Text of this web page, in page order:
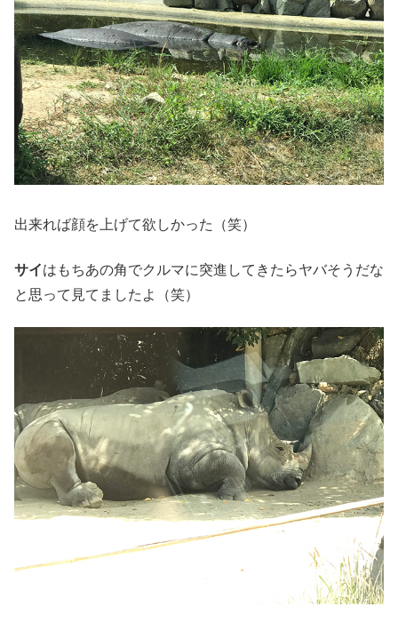
出来れば顔を上げて欲しかった（笑）
サイはもちあの角でクルマに突進してきたらヤバそうだな
と思って見てましたよ（笑）